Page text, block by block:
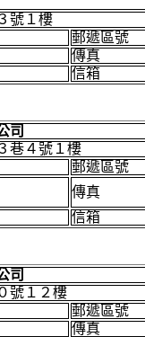
號１樓
郵遞區號
傳真
信箱
司
巷４號１樓
郵遞區號
傳真
信箱
司
號１２樓
郵遞區號
傳真